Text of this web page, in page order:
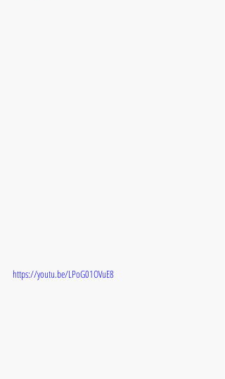
https://youtu.be/LPoG01OVuE8